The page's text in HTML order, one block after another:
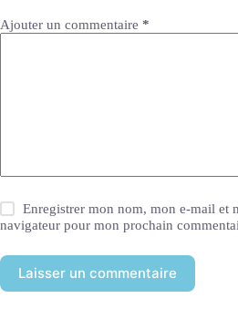
Ajouter un commentaire *
Enregistrer mon nom, mon e-mail et
navigateur pour mon prochain
Laisser un commentaire